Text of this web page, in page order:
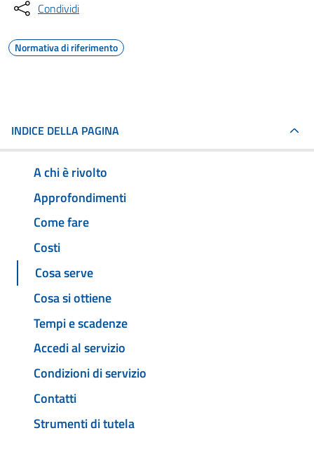
Condividi
Normativa di riferimento
INDICE DELLA PAGINA
A chi è rivolto
Approfondimenti
Come fare
Costi
Cosa serve
Cosa si ottiene
Tempi e scadenze
Accedi al servizio
Condizioni di servizio
Contatti
Strumenti di tutela